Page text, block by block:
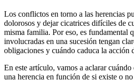
Los conflictos en torno a las herencias
dolorosos y dejar cicatrices difíciles de
misma familia. Por eso, es fundamental
involucradas en una sucesión tengan
obligaciones y cuándo caduca la acción
En este artículo, vamos a aclarar
una herencia en función de si existe o no